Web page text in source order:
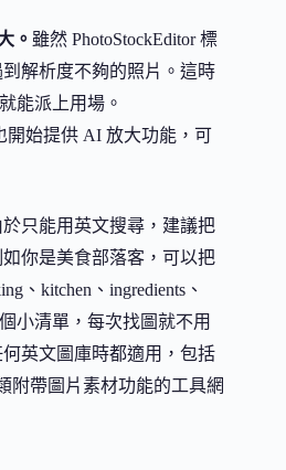
。 雖然 PhotoStockEditor 標
解析度不夠的照片。這時
能派上用場。
開始提供 AI 放大功能，可
於只能用英文搜尋，建議把
你是美食部落客，可以把
、kitchen、ingredients、
小清單，每次找圖就不用
英文圖庫時都適用，包括
附帶圖片素材功能的工具網